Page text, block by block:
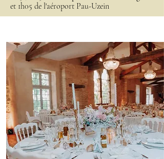
et 1h05 de l'aéroport Pau-Uzein